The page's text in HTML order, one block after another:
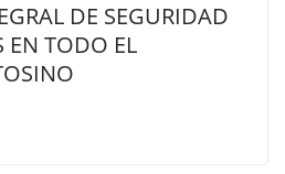
DE SEGURIDAD
EN TODO EL